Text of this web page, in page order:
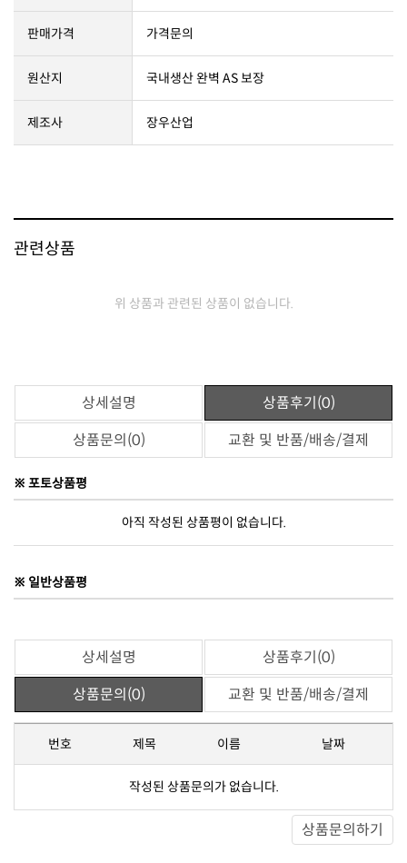
판매가격 가격문의
원산지 국내생산 완벽 AS 보장
제조사 장우산업
관련상품
위 상품과 관련된 상품이 없습니다.
상세설명
상품후기(0)
상품문의(0)
교환 및 반품/배송/결제
※ 포토상품평
아직 작성된 상품평이 없습니다.
※ 일반상품평
상세설명
상품후기(0)
상품문의(0)
교환 및 반품/배송/결제
번호 제목 이름 날짜
작성된 상품문의가 없습니다.
상품문의하기